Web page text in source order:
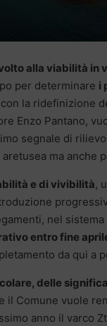
alla viabilità
per determinare i
la ridefinizione
Enzo Pantano,
segnale di
ma anche
e di vivibilità,
nel
entro fine
da qui a
delle
il Comune vuole
anno il varco